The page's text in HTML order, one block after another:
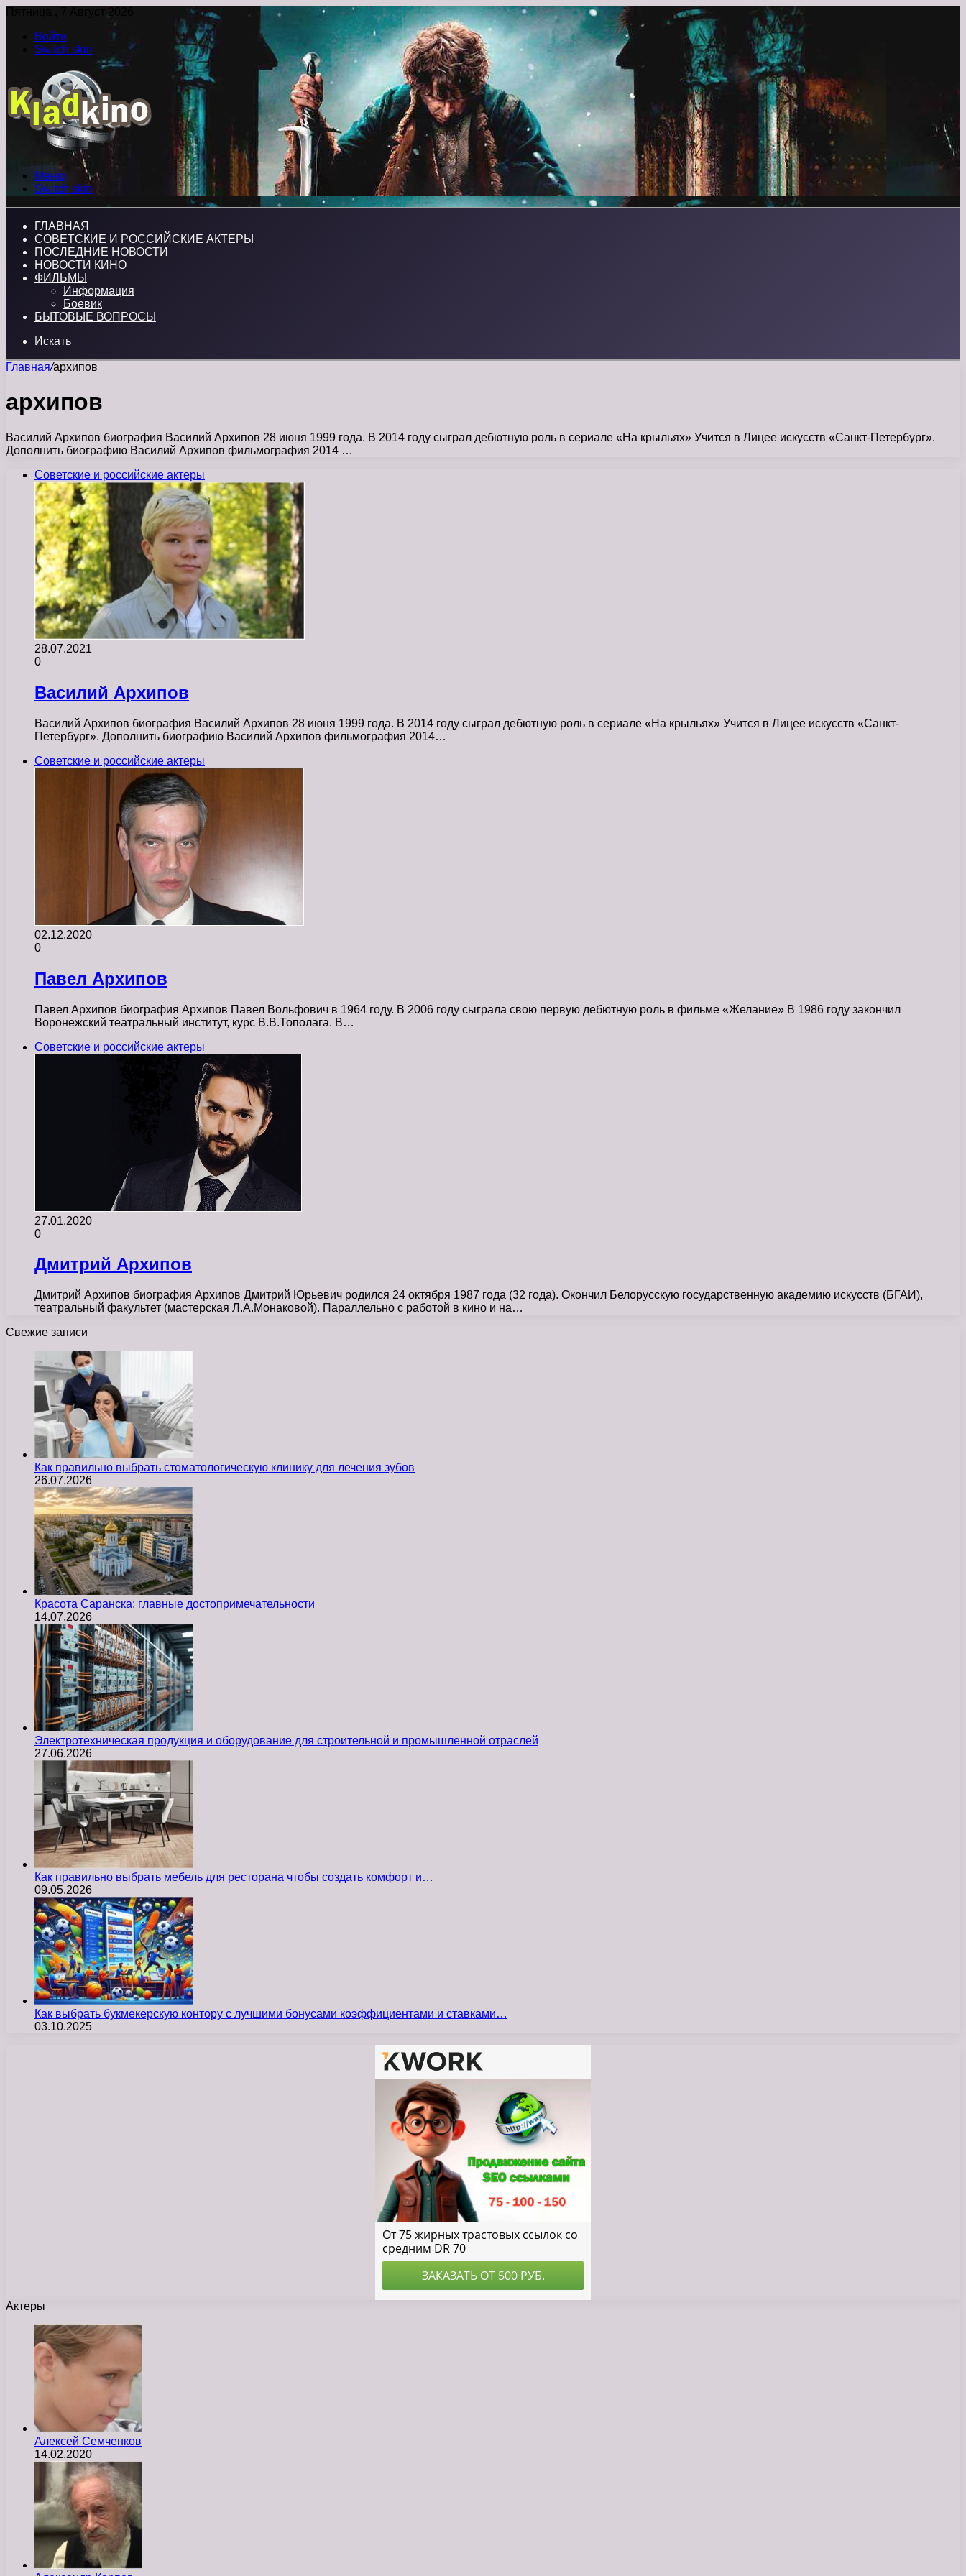
Пятница , 7 Август 2026
Войти
Switch skin
Меню
Switch skin
ГЛАВНАЯ
СОВЕТСКИЕ И РОССИЙСКИЕ АКТЕРЫ
ПОСЛЕДНИЕ НОВОСТИ
НОВОСТИ КИНО
ФИЛЬМЫ
Информация
Боевик
БЫТОВЫЕ ВОПРОСЫ
Искать
Главная/архипов
архипов
Василий Архипов биография Василий Архипов 28 июня 1999 года. В 2014 году сыграл дебютную роль в сериале «На крыльях» Учится в Лицее искусств «Санкт-Петербург».
Дополнить биографию Василий Архипов фильмография 2014 …
Советские и российские актеры
28.07.2021
0
Василий Архипов
Василий Архипов биография Василий Архипов 28 июня 1999 года. В 2014 году сыграл дебютную роль в сериале «На крыльях» Учится в Лицее искусств «Санкт-
Петербург». Дополнить биографию Василий Архипов фильмография 2014…
Советские и российские актеры
02.12.2020
0
Павел Архипов
Павел Архипов биография Архипов Павел Вольфович в 1964 году. В 2006 году сыграла свою первую дебютную роль в фильме «Желание» В 1986 году закончил
Воронежский театральный институт, курс В.В.Тополага. В…
Советские и российские актеры
27.01.2020
0
Дмитрий Архипов
Дмитрий Архипов биография Архипов Дмитрий Юрьевич родился 24 октября 1987 года (32 года). Окончил Белорусскую государственную академию искусств (БГАИ),
театральный факультет (мастерская Л.А.Монаковой). Параллельно с работой в кино и на…
Свежие записи
Как правильно выбрать стоматологическую клинику для лечения зубов
26.07.2026
Красота Саранска: главные достопримечательности
14.07.2026
Электротехническая продукция и оборудование для строительной и промышленной отраслей
27.06.2026
Как правильно выбрать мебель для ресторана чтобы создать комфорт и…
09.05.2026
Как выбрать букмекерскую контору с лучшими бонусами коэффициентами и ставками…
03.10.2025
Актеры
Алексей Семченков
14.02.2020